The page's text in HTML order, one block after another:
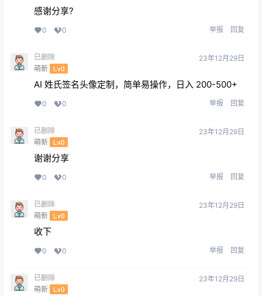
感谢分享?
0 0 举报 回复
已删除
萌新 Lv0
23年12月29日
AI 姓氏签名头像定制，简单易操作，日入 200-500+
0 0 举报 回复
已删除
萌新 Lv0
23年12月29日
谢谢分享
0 0 举报 回复
已删除
萌新 Lv0
23年12月29日
收下
0 0 举报 回复
已删除
萌新 Lv0
23年12月29日